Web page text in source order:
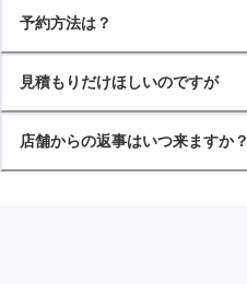
予約方法は？
見積もりだけほしいのですが
店舗からの返事はいつ来ますか？